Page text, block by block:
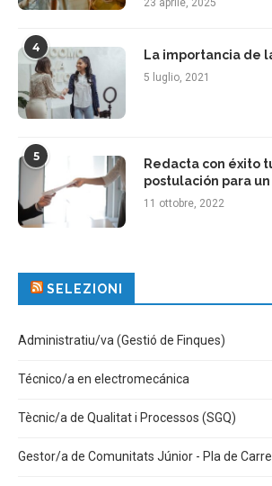
23 aprile, 2025
4
La importancia de
5 luglio, 2021
5
Redacta con éxito
postulación para
11 ottobre, 2022
SELEZIONI
Administratiu/va (Gestió de Finques)
Técnico/a en electromecánica
Tècnic/a de Qualitat i Processos (SGQ)
Gestor/a de Comunitats Júnior - Pla de